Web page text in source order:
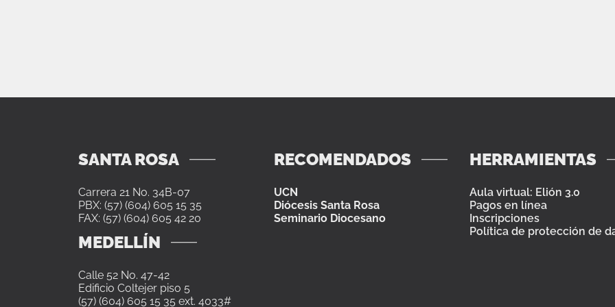
SANTA ROSA
Carrera 21 No. 34B-07
PBX: (57) (604) 605 15 35
FAX: (57) (604) 605 42 20
MEDELLÍN
Calle 52 No. 47-42
Edificio Coltejer piso 5
(57) (604) 605 15 35 ext. 4033#
RECOMENDADOS
UCN
Diócesis Santa Rosa
Seminario Diocesano
HERRAMIENTAS
Aula virtual: Elión 3.0
Pagos en línea
Inscripciones
Política de protección de